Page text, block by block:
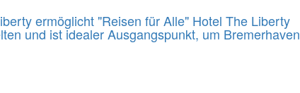
ermöglicht "Reisen für Alle" Hotel The Liberty
und ist idealer Ausgangspunkt, um Bremerhaven